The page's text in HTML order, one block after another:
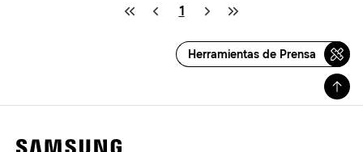
1
Herramientas de Prensa